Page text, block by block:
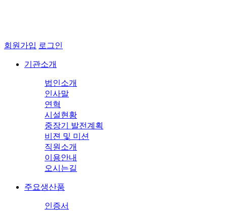
회원가입 로그인
기관소개
법인소개
인사말
연혁
시설현황
중장기 발전계획
비젼 및 미션
직원소개
이용안내
오시는길
주요생산품
인증서